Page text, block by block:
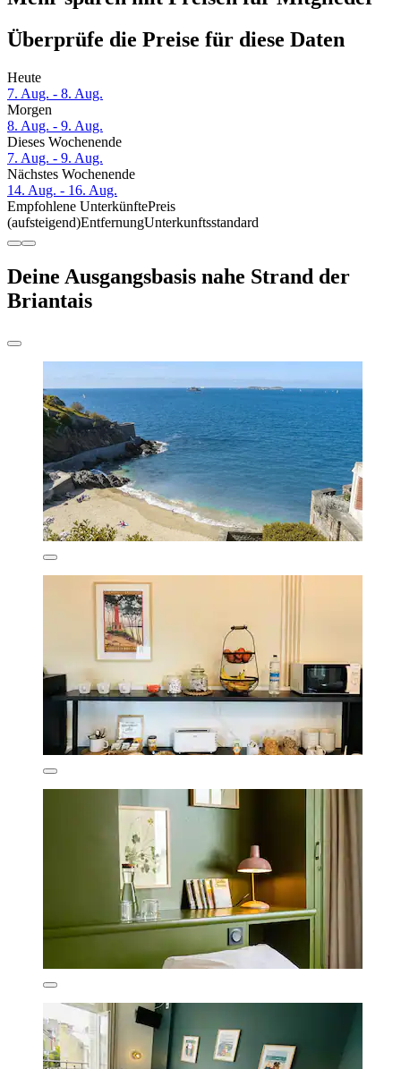
Überprüfe die Preise für diese Daten
Heute
7. Aug. - 8. Aug.
Morgen
8. Aug. - 9. Aug.
Dieses Wochenende
7. Aug. - 9. Aug.
Nächstes Wochenende
14. Aug. - 16. Aug.
Empfohlene UnterkünftePreis
(aufsteigend)EntfernungUnterkunftsstandard
Deine Ausgangsbasis nahe Strand der
Briantais